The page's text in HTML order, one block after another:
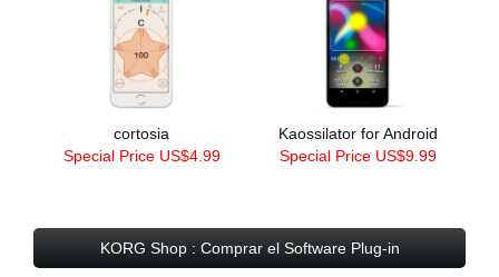
cortosia
Special Price US$4.99
Kaossilator for Android
Special Price US$9.99
KORG Shop : Comprar el Software Plug-in